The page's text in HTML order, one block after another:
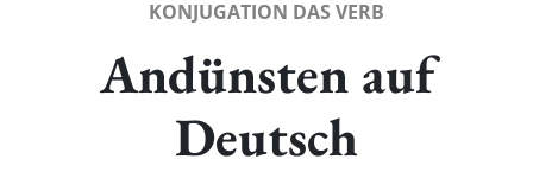
KONJUGATION DAS VERB
Andünsten auf
Deutsch